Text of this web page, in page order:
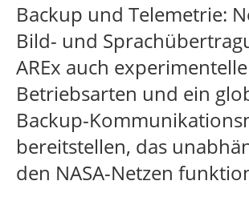
Backup und Telemetrie:
Bild- und
AREx auch
Betriebsarten und ein
Backup-
bereitstellen, das
den NASA-Netzen